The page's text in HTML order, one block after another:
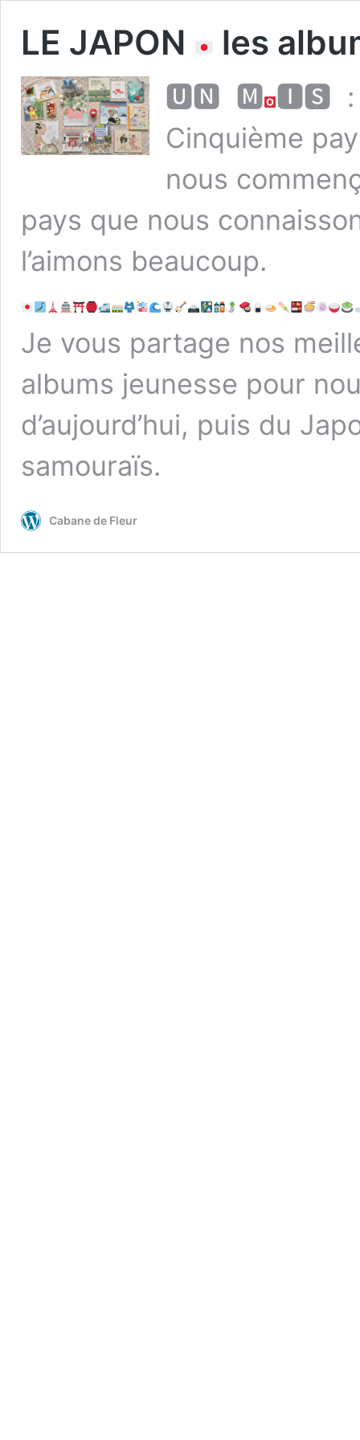
LE JAPON les
🆄🅽 ​ 🅼 🅸🆂
Cinquième
nous
pays que nous
l’aimons beaucoup.
Je vous partage nos
albums jeunesse pour
d’aujourd’hui, puis du
samouraïs.
Cabane de Fleur